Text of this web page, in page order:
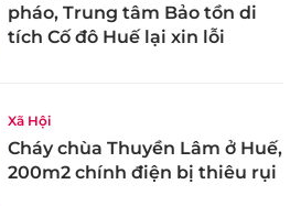
pháo, Trung tâm Bảo tồn di
tích Cố đô Huế lại xin lỗi
Xã Hội
Cháy chùa Thuyền Lâm ở Huế,
200m2 chính điện bị thiêu rụi